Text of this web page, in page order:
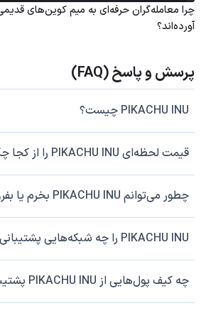
چرا معامله‌گران حرفه‌ای به میم کوین‌های
آورده‌اند؟
پرسش و پاسخ (FAQ)
PIKACHU INU چیست؟
قیمت لحظه‌ای PIKACHU INU را از کجا چک کنم؟
چطور می‌توانم PIKACHU INU بخرم یا بفروشم؟
PIKACHU INU را چه شبکه‌هایی پشتیبانی می‌کند؟
چه کیف پول‌هایی از PIKACHU INU پشتیبانی می‌کنند؟